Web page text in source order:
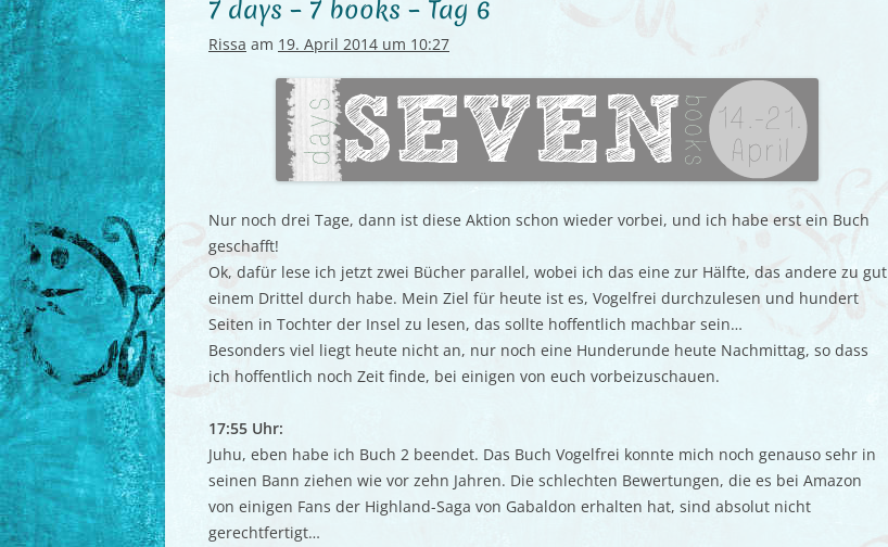
7 days – 7 books – Tag 6
Rissa am 19. April 2014 um 10:27
Nur noch drei Tage, dann ist diese Aktion schon wieder vorbei, und ich habe erst ein Buch
geschafft!
Ok, dafür lese ich jetzt zwei Bücher parallel, wobei ich das eine zur Hälfte, das andere zu gut
einem Drittel durch habe. Mein Ziel für heute ist es, Vogelfrei durchzulesen und hundert
Seiten in Tochter der Insel zu lesen, das sollte hoffentlich machbar sein…
Besonders viel liegt heute nicht an, nur noch eine Hunderunde heute Nachmittag, so dass
ich hoffentlich noch Zeit finde, bei einigen von euch vorbeizuschauen.
17:55 Uhr:
Juhu, eben habe ich Buch 2 beendet. Das Buch Vogelfrei konnte mich noch genauso sehr in
seinen Bann ziehen wie vor zehn Jahren. Die schlechten Bewertungen, die es bei Amazon
von einigen Fans der Highland-Saga von Gabaldon erhalten hat, sind absolut nicht
gerechtfertigt…